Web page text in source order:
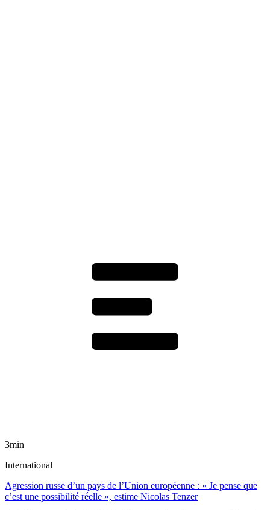
3min
International
Agression russe d’un pays de l’Union européenne : « Je pense que
c’est une possibilité réelle », estime Nicolas Tenzer